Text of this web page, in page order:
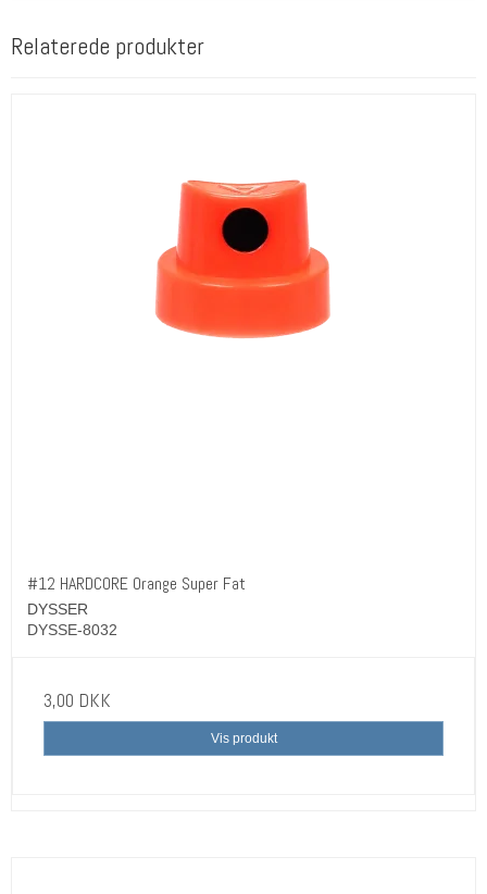
Relaterede produkter
#12 HARDCORE Orange Super Fat
DYSSER
DYSSE-8032
3,00 DKK
Vis produkt